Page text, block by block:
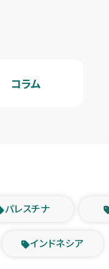
コラム
パレスチナ
インドネシア